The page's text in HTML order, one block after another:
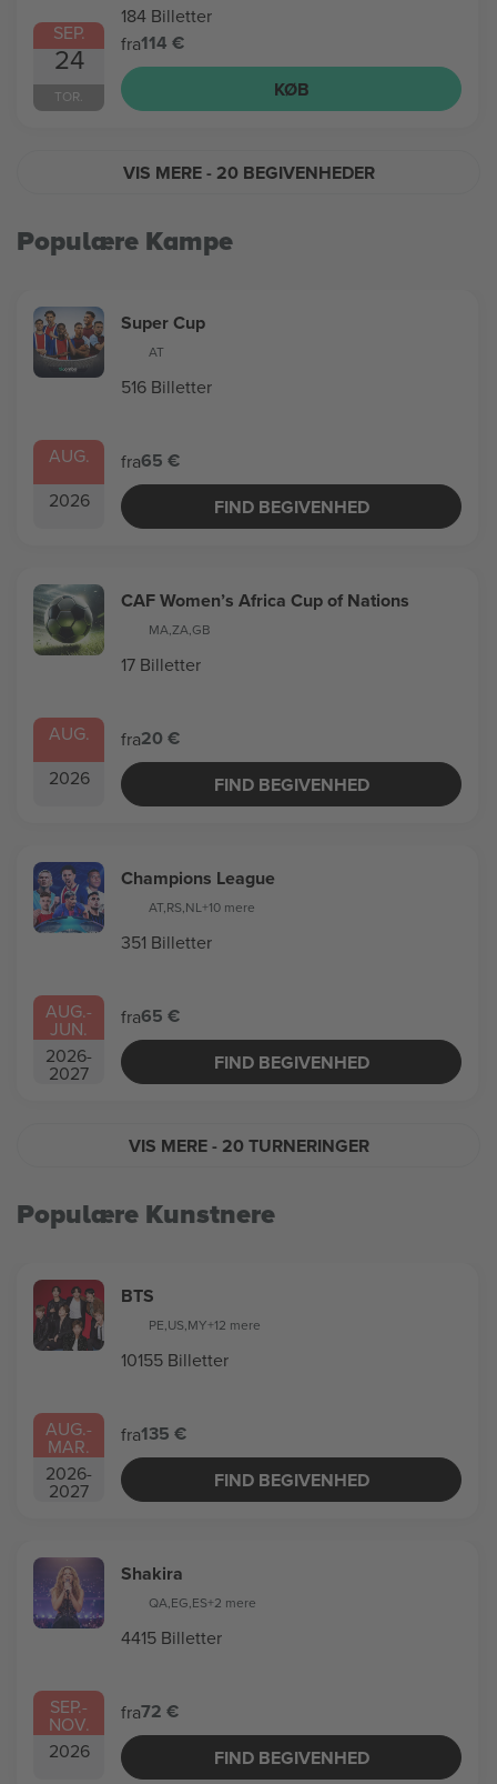
SEP.
24
TOR.
184 Billetter
fra114 €
KØB
VIS MERE- 20 BEGIVENHEDER
Populære Kampe
AUG.
2026
Super Cup
AT
516 Billetter
fra65 €
FIND BEGIVENHED
AUG.
2026
CAF Women’s Africa Cup of Nations
MA,ZA,GB
17 Billetter
fra20 €
FIND BEGIVENHED
AUG.-
JUN.
2026-
2027
Champions League
AT,RS,NL+10 mere
351 Billetter
fra65 €
FIND BEGIVENHED
VIS MERE- 20 TURNERINGER
Populære Kunstnere
AUG.-
MAR.
2026-
2027
BTS
PE,US,MY+12 mere
10155 Billetter
fra135 €
FIND BEGIVENHED
SEP.-
NOV.
2026
Shakira
QA,EG,ES+2 mere
4415 Billetter
fra72 €
FIND BEGIVENHED